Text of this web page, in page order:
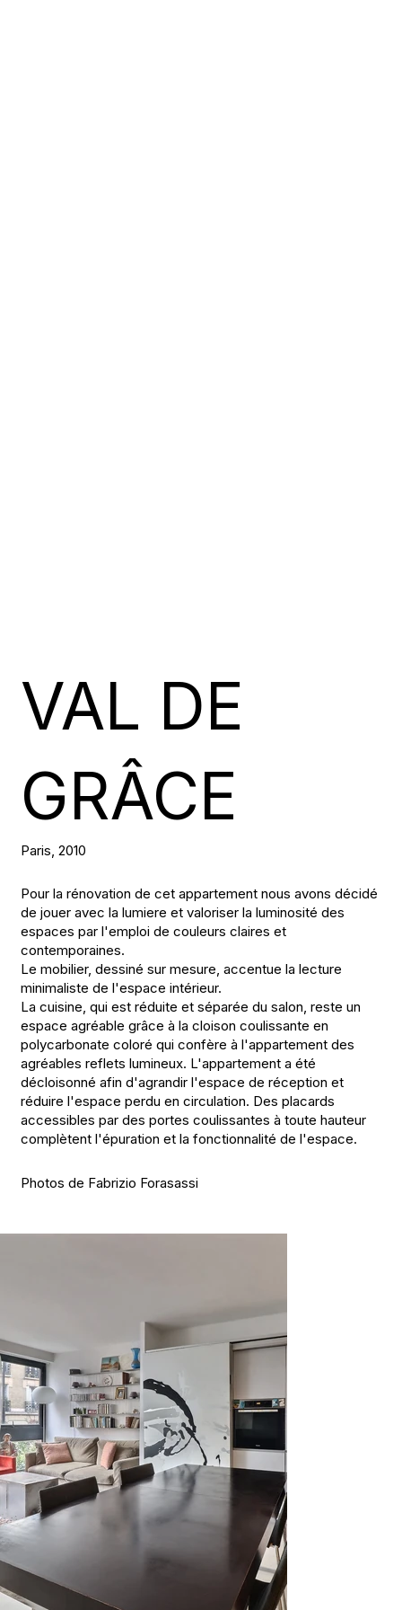
VAL DE
GRÂCE
Paris, 2010
Pour la rénovation de cet appartement nous avons décidé
de jouer avec la lumiere et valoriser la luminosité des
espaces par l'emploi de couleurs claires et
contemporaines.
Le mobilier, dessiné sur mesure, accentue la lecture
minimaliste de l'espace intérieur.
La cuisine, qui est réduite et séparée du salon, reste un
espace agréable grâce à la cloison coulissante en
polycarbonate coloré qui confère à l'appartement des
agréables reflets lumineux. L'appartement a été
décloisonné afin d'agrandir l'espace de réception et
réduire l'espace perdu en circulation. Des placards
accessibles par des portes coulissantes à toute hauteur
complètent l'épuration et la fonctionnalité de l'espace.
Photos de Fabrizio Forasassi